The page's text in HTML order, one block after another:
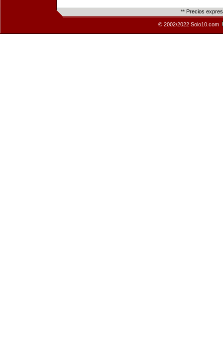
** Precios
© 2002/2022 Solo10.com